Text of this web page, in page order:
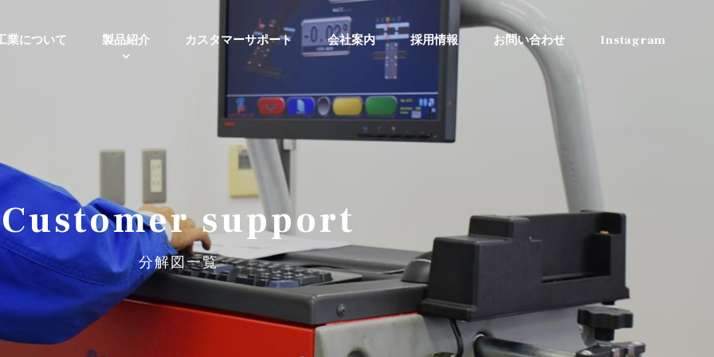
業について 製品紹介 カスタマーサポート 会社案内 採用情報 お問い合わせ Instagram
Customer support
分解図一覧